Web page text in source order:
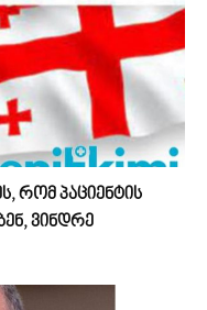
რომ პაციენტის
ვინდრე